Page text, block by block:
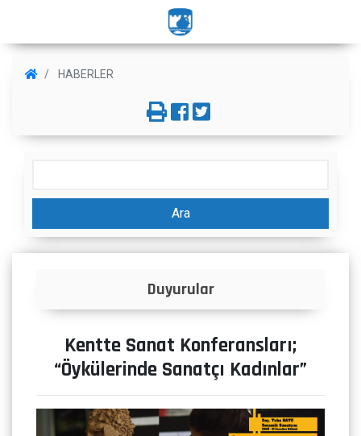
HABERLER
Ara
Duyurular
Kentte Sanat Konferansları;
“Öykülerinde Sanatçı Kadınlar”